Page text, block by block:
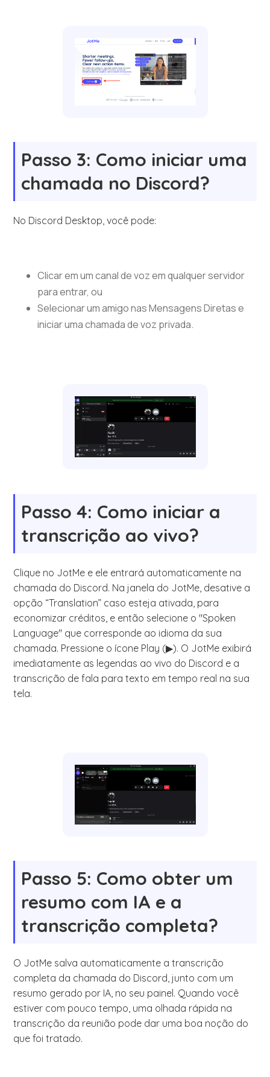
Passo 3: Como iniciar uma
chamada no Discord?
No Discord Desktop, você pode:
Clicar em um canal de voz em qualquer servidor
para entrar, ou
Selecionar um amigo nas Mensagens Diretas e
iniciar uma chamada de voz privada.
Passo 4: Como iniciar a
transcrição ao vivo?
Clique no JotMe e ele entrará automaticamente na
chamada do Discord. Na janela do JotMe, desative a
opção “Translation” caso esteja ativada, para
economizar créditos, e então selecione o "Spoken
Language" que corresponde ao idioma da sua
chamada. Pressione o ícone Play (▶). O JotMe exibirá
imediatamente as legendas ao vivo do Discord e a
transcrição de fala para texto em tempo real na sua
tela.
Passo 5: Como obter um
resumo com IA e a
transcrição completa?
O JotMe salva automaticamente a transcrição
completa da chamada do Discord, junto com um
resumo gerado por IA, no seu painel. Quando você
estiver com pouco tempo, uma olhada rápida na
transcrição da reunião pode dar uma boa noção do
que foi tratado.